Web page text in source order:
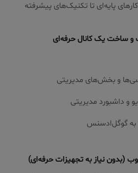
پایه‌ای تا تکنیک‌های پیشرفته
و بخش‌های مدیریتی
و داشبورد مدیریتی
به گوگل‌ادسنس